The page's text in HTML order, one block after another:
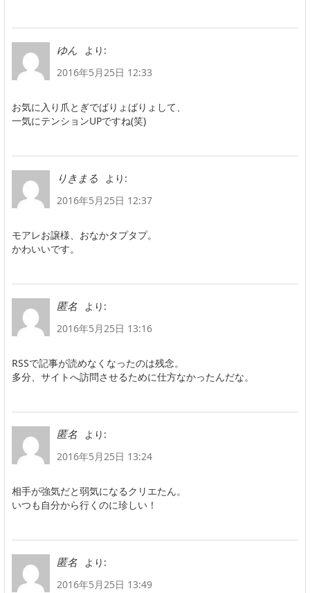
ゆん
より:
2016年5月25日 12:33
お気に入り爪とぎでばりょばりょして、
一気にテンションUPですね(笑)
りきまる
より:
2016年5月25日 12:37
モアレお譲様、おなかタプタプ。
かわいいです。
匿名
より:
2016年5月25日 13:16
RSSで記事が読めなくなったのは残念。
多分、サイトへ訪問させるために仕方なかったんだな。
匿名
より:
2016年5月25日 13:24
相手が強気だと弱気になるクリエたん。
いつも自分から行くのに珍しい！
匿名
より:
2016年5月25日 13:49